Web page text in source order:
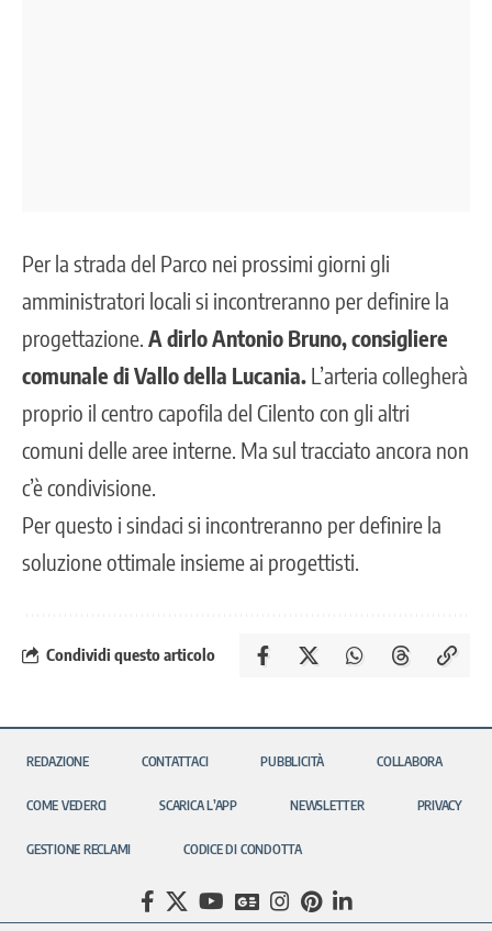
Per la strada del Parco nei prossimi giorni gli
amministratori locali si incontreranno per definire la
progettazione. A dirlo Antonio Bruno, consigliere
comunale di Vallo della Lucania. L’arteria collegherà
proprio il centro capofila del Cilento con gli altri
comuni delle aree interne. Ma sul tracciato ancora non
c’è condivisione.
Per questo i sindaci si incontreranno per definire la
soluzione ottimale insieme ai progettisti.
Condividi questo articolo
REDAZIONE CONTATTACI PUBBLICITÀ COLLABORA
COME VEDERCI SCARICA L’APP NEWSLETTER PRIVACY
GESTIONE RECLAMI CODICE DI CONDOTTA